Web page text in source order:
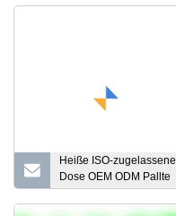
Heiße ISO-zugelassene
Dose OEM ODM Pallte
502 China Candy Box